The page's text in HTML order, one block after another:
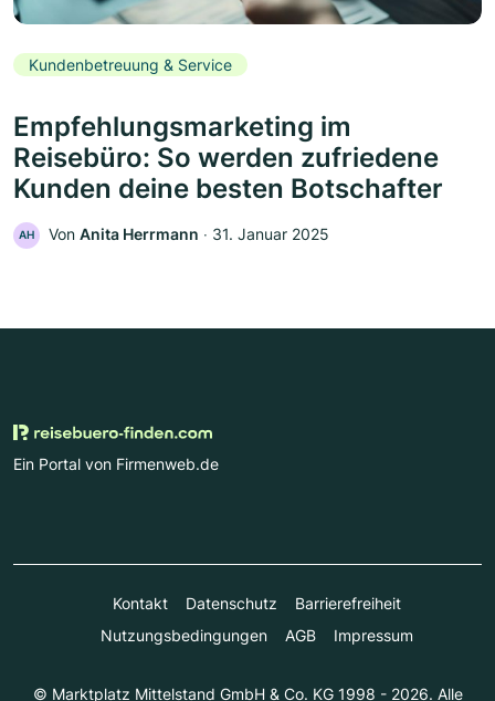
Kundenbetreuung & Service
Empfehlungsmarketing im
Reisebüro: So werden zufriedene
Kunden deine besten Botschafter
AH Von Anita Herrmann ‧ 31. Januar 2025
Ein Portal von Firmenweb.de
Kontakt Datenschutz
Barrierefreiheit
Nutzungsbedingungen
AGB Impressum
© Marktplatz Mittelstand GmbH & Co. KG 1998 - 2026. Alle